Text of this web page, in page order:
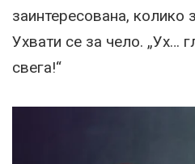
заинтересована, колико
Ухвати се за чело. „Ух…
свега!“